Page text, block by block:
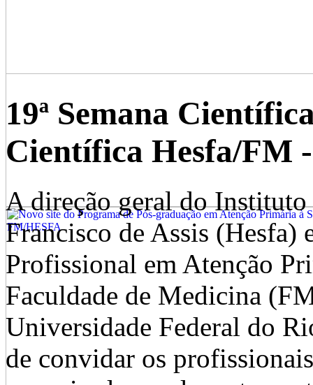
19ª Semana
Científica Hesfa/FM
A direção geral do Instituto
Francisco de Assis (Hesfa)
Profissional em Atenção
Faculdade de Medicina
Universidade Federal do
de convidar os